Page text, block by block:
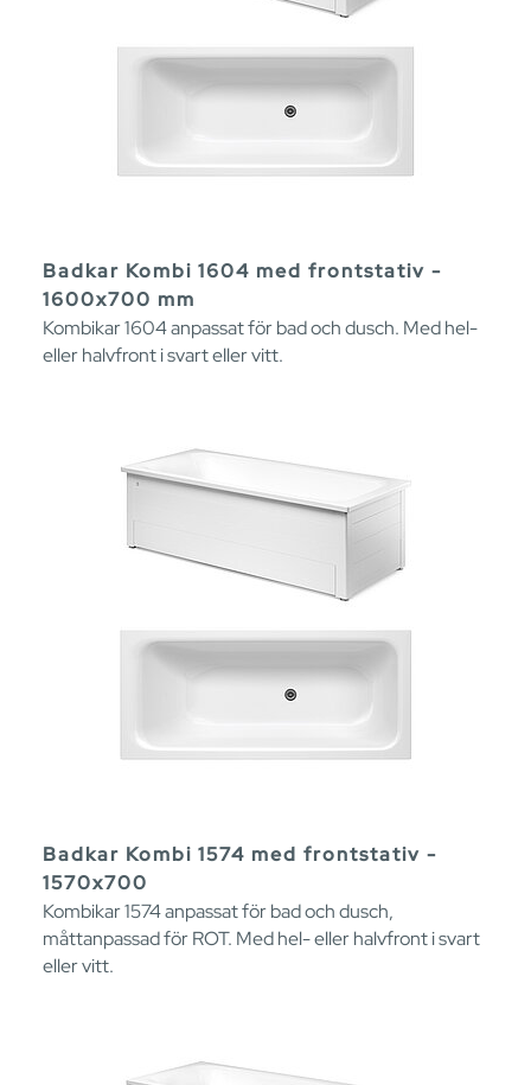
Badkar Kombi 1604 med frontstativ -
1600x700 mm
Kombikar 1604 anpassat för bad och dusch. Med hel-
eller halvfront i svart eller vitt.
Badkar Kombi 1574 med frontstativ -
1570x700
Kombikar 1574 anpassat för bad och dusch,
måttanpassad för ROT. Med hel- eller halvfront i svart
eller vitt.